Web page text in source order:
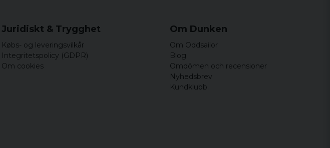
Juridiskt & Trygghet
Købs- og leveringsvilkår
Integritetspolicy (GDPR)
Om cookies
Om Dunken
Om Oddsailor
Blog
Omdömen och recensioner
Nyhedsbrev
Kundklubb.